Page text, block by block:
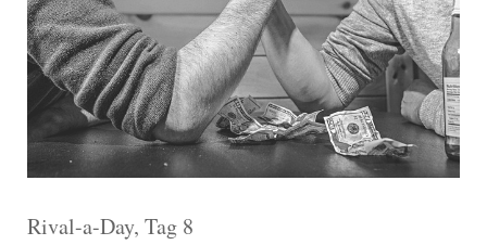
Rival-a-Day, Tag 8